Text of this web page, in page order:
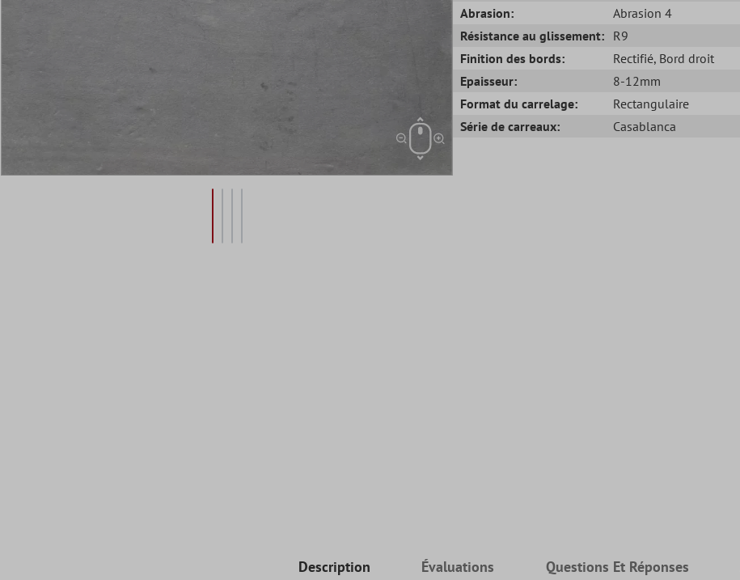
Abrasion:
Abrasion 4
Résistance au glissement: R9
Finition des bords:
Rectifié, Bord droit
Epaisseur:
8-12mm
Format du carrelage:
Rectangulaire
Série de carreaux:
Casablanca
Description Évaluations Questions Et Réponses